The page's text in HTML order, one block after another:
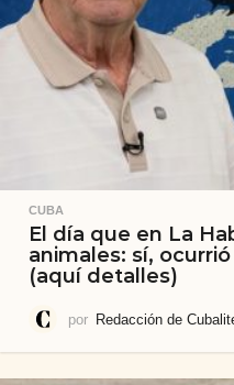
CUBA
El día que en La
animales: sí,
(aquí detalles)
por Redacción de